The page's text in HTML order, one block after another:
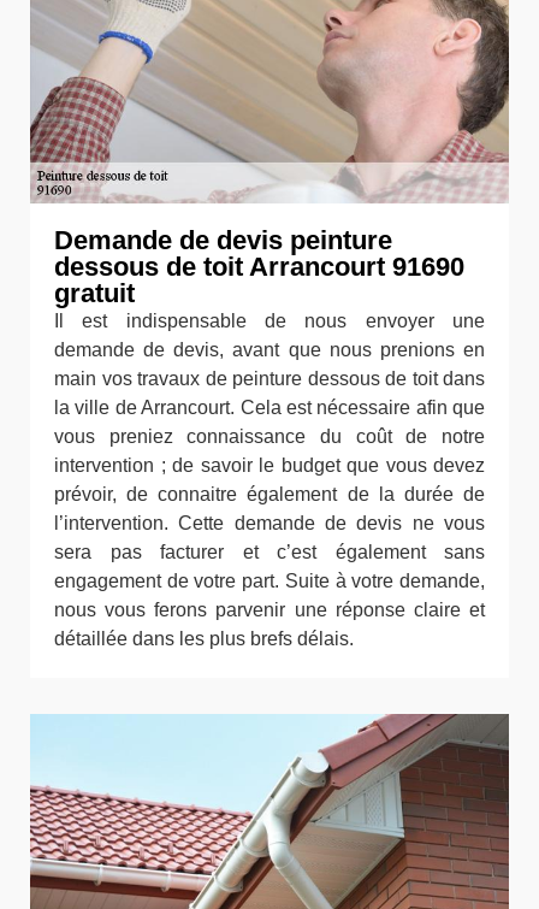
Demande de devis peinture
dessous de toit Arrancourt 91690
gratuit
Il est indispensable de nous envoyer une
demande de devis, avant que nous prenions en
main vos travaux de peinture dessous de toit dans
la ville de Arrancourt. Cela est nécessaire afin que
vous preniez connaissance du coût de notre
intervention ; de savoir le budget que vous devez
prévoir, de connaitre également de la durée de
l’intervention. Cette demande de devis ne vous
sera pas facturer et c’est également sans
engagement de votre part. Suite à votre demande,
nous vous ferons parvenir une réponse claire et
détaillée dans les plus brefs délais.